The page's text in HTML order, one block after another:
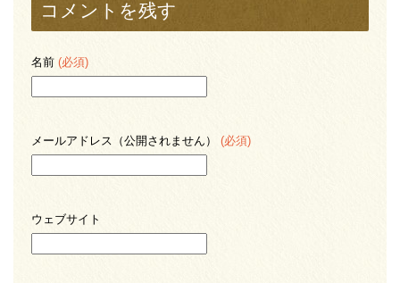
コメントを残す
名前 (必須)
メールアドレス（公開されません） (必須)
ウェブサイト